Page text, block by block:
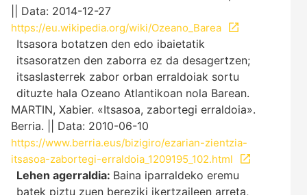
|| Data: 2014-12-27
https://eu.wikipedia.org/wiki/Ozeano_Barea
Itsasora botatzen den edo ibaietatik
itsasoratzen den zaborra ez da desagertzen;
itsaslasterrek zabor orban erraldoiak sortu
dituzte hala Ozeano Atlantikoan nola Barean.
MARTIN, Xabier. «Itsasoa, zabortegi erraldoia».
Berria. || Data: 2010-06-10
https://www.berria.eus/bizigiro/ezarian-zientzia-
itsasoa-zabortegi-erraldoia_1209195_102.html
Lehen agerraldia: Baina iparraldeko eremu
batek piztu zuen bereziki ikertzaileen arreta,